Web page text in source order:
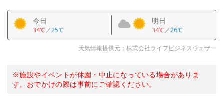
今日
34℃／25℃
明日
34℃／26℃
天気情報提供元：株式会社ライフビジネスウェザー
※施設やイベントが休園・中止になっている場合がありま
す。おでかけの際は事前にご確認ください。